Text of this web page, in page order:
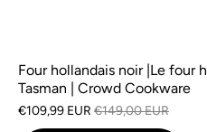
Four hollandais noir |Le four
Tasman | Crowd Cookware
€109,99 EUR €149,00 EUR